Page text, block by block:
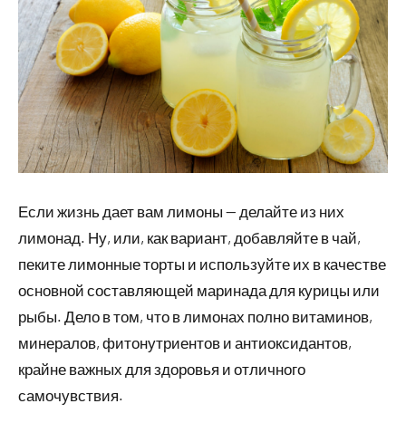
Если жизнь дает вам лимоны — делайте из них
лимонад. Ну, или, как вариант, добавляйте в чай,
пеките лимонные торты и используйте их в качестве
основной составляющей маринада для курицы или
рыбы. Дело в том, что в лимонах полно витаминов,
минералов, фитонутриентов и антиоксидантов,
крайне важных для здоровья и отличного
самочувствия.